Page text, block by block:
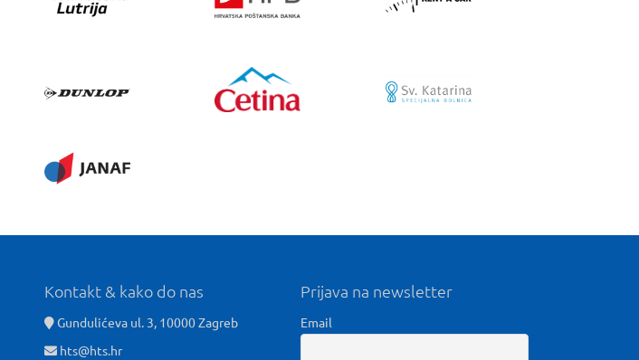
Kontakt & kako do nas
Gundulićeva ul. 3, 10000 Zagreb
hts@hts.hr
Prijava na newsletter
Email